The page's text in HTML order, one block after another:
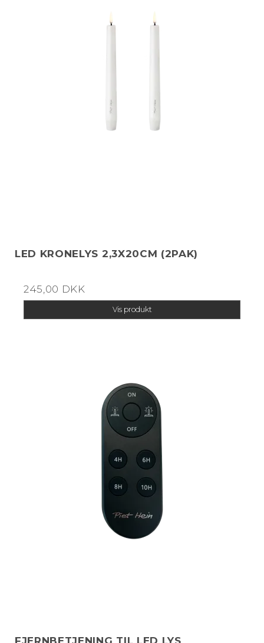
LED KRONELYS 2,3X20CM (2PAK)
245,00 DKK
Vis produkt